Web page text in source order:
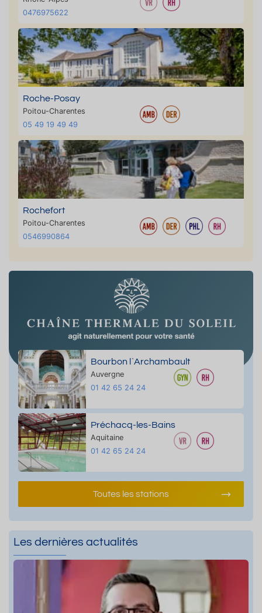
0476975622
Roche-Posay
Poitou-Charentes
05 49 19 49 49
Rochefort
Poitou-Charentes
0546990864
Bourbon l`Archambault
Auvergne
01 42 65 24 24
Préchacq-les-Bains
Aquitaine
01 42 65 24 24
Toutes les stations
Les dernières actualités